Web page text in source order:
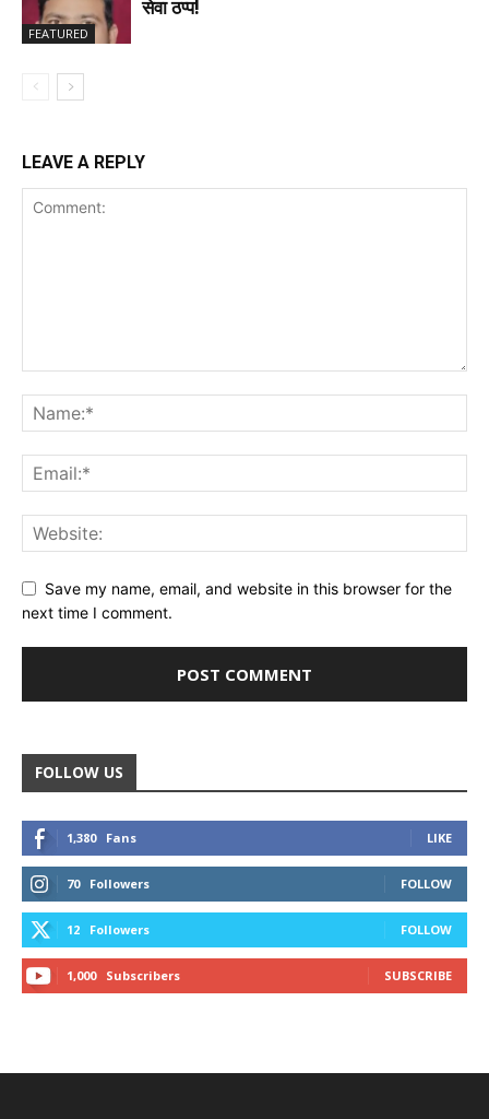
FEATURED
सेवा ठप्प!
LEAVE A REPLY
Save my name, email, and website in this browser for the
next time I comment.
FOLLOW US
1,380 Fans LIKE
70 Followers FOLLOW
12 Followers FOLLOW
1,000 Subscribers SUBSCRIBE